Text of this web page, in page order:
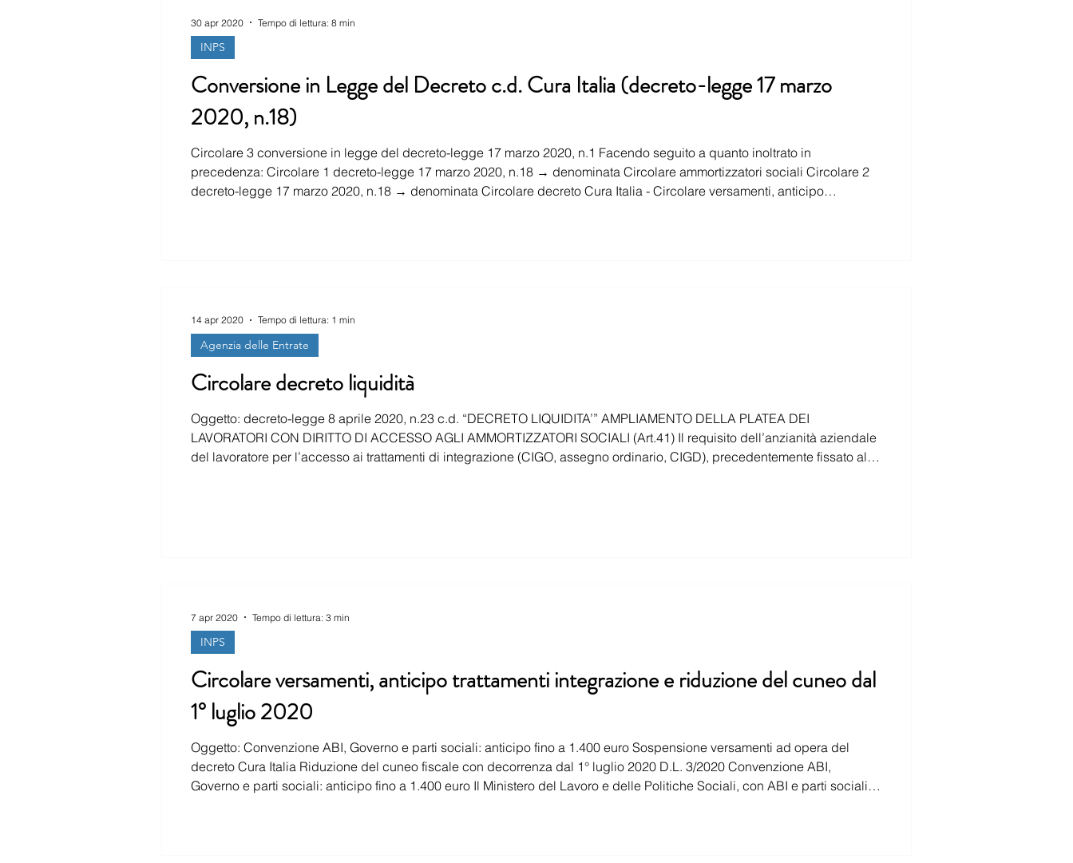
Conversione in Legge del Decreto c.d. Cura Italia (decreto-legge 17 marzo
2020, n.18)
Circolare 3 conversione in legge del decreto-legge 17 marzo 2020, n.1 Facendo seguito a quanto inoltrato in
precedenza: Circolare 1 decreto-legge 17 marzo 2020, n.18 → denominata Circolare ammortizzatori sociali Circolare 2
decreto-legge 17 marzo 2020, n.18 → denominata Circolare decreto Cura Italia - Circolare versamenti, anticipo
INPS
30 apr 2020 Tempo di lettura: 8 min
Circolare decreto liquidità
Oggetto: decreto-legge 8 aprile 2020, n.23 c.d. “DECRETO LIQUIDITA’” AMPLIAMENTO DELLA PLATEA DEI
LAVORATORI CON DIRITTO DI ACCESSO AGLI AMMORTIZZATORI SOCIALI (Art.41) Il requisito dell’anzianità aziendale
del lavoratore per l’accesso ai trattamenti di integrazione (CIGO, assegno ordinario, CIGD), precedentemente fissato alla
Agenzia delle Entrate
14 apr 2020 Tempo di lettura: 1 min
Circolare versamenti, anticipo trattamenti integrazione e riduzione del cuneo dal
1° luglio 2020
Oggetto: Convenzione ABI, Governo e parti sociali: anticipo fino a 1.400 euro Sospensione versamenti ad opera del
decreto Cura Italia Riduzione del cuneo fiscale con decorrenza dal 1° luglio 2020 D.L. 3/2020 Convenzione ABI,
Governo e parti sociali: anticipo fino a 1.400 euro Il Ministero del Lavoro e delle Politiche Sociali, con ABI e parti sociali
INPS
7 apr 2020 Tempo di lettura: 3 min